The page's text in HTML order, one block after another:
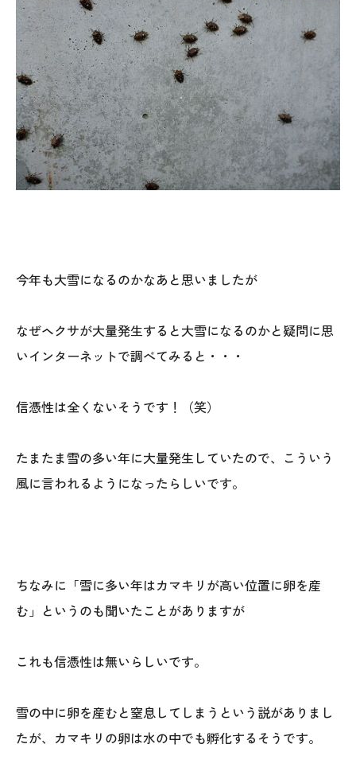
上越店
〒942-0072 新潟県上越市栄町2-11-40 1F
025-530-6711 (上越店)
0120-696-711 (フリーダイヤル)
今年も大雪になるのかなあと思いましたが
なぜヘクサが大量発生すると大雪になるのかと疑問に思
いインターネットで調べてみると・・・
信憑性は全くないそうです！（笑）
たまたま雪の多い年に大量発生していたので、こういう
風に言われるようになったらしいです。
ちなみに「雪に多い年はカマキリが高い位置に卵を産
む」というのも聞いたことがありますが
これも信憑性は無いらしいです。
雪の中に卵を産むと窒息してしまうという説がありまし
たが、カマキリの卵は水の中でも孵化するそうです。